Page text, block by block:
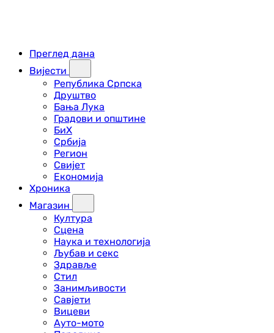
Преглед дана
Вијести
Република Српска
Друштво
Бања Лука
Градови и општине
БиХ
Србија
Регион
Свијет
Економија
Хроника
Магазин
Култура
Сцена
Наука и технологија
Љубав и секс
Здравље
Стил
Занимљивости
Савјети
Вицеви
Ауто-мото